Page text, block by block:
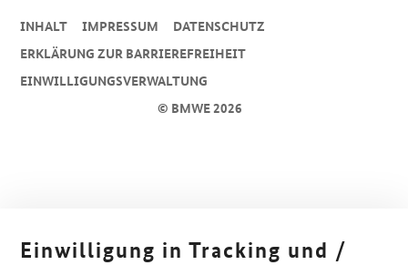
© BMWE 2026
INHALT IMPRESSUM
DA­TEN­SCHUTZ
ERKLÄRUNG ZUR BARRIEREFREIHEIT
EINWILLIGUNGSVERWALTUNG
Einwilligung in Tracking und /